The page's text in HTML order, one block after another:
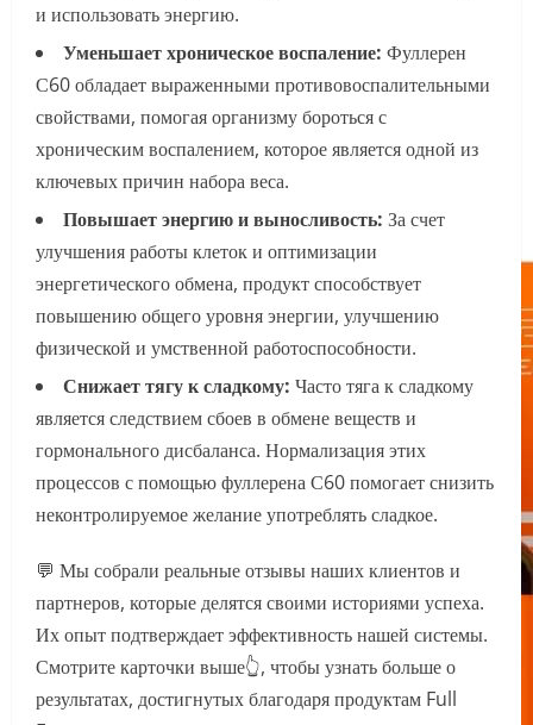
и использовать энергию.
Уменьшает хроническое воспаление: Фуллерен
С60 обладает выраженными противовоспалительными
свойствами, помогая организму бороться с
хроническим воспалением, которое является одной из
ключевых причин набора веса.
Повышает энергию и выносливость: За счет
улучшения работы клеток и оптимизации
энергетического обмена, продукт способствует
повышению общего уровня энергии, улучшению
физической и умственной работоспособности.
Снижает тягу к сладкому: Часто тяга к сладкому
является следствием сбоев в обмене веществ и
гормонального дисбаланса. Нормализация этих
процессов с помощью фуллерена С60 помогает снизить
неконтролируемое желание употреблять сладкое.
💬 Мы собрали реальные отзывы наших клиентов и
партнеров, которые делятся своими историями успеха.
Их опыт подтверждает эффективность нашей системы.
Смотрите карточки выше👆, чтобы узнать больше о
результатах, достигнутых благодаря продуктам Full